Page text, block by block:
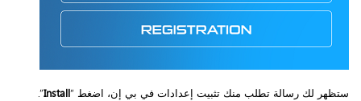
ستظهر لك رسالة تطلب منك تثبيت إعدادات في بي إن، اضغط “Install
”.